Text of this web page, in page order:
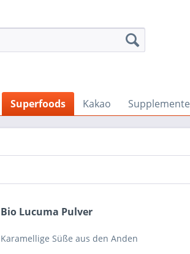
Superfoods Kakao Supplemente
Bio Lucuma Pulver
Karamellige Süße aus den Anden